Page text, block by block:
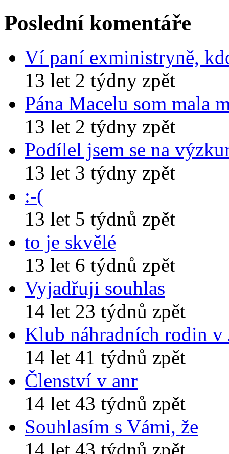
Poslední komentáře
Ví paní exministryně,
13 let 2 týdny zpět
Pána Macelu som mala
13 let 2 týdny zpět
Podílel jsem se na
13 let 3 týdny zpět
:-(
13 let 5 týdnů zpět
to je skvělé
13 let 6 týdnů zpět
Vyjadřuji souhlas
14 let 23 týdnů zpět
Klub náhradních rodin v
14 let 41 týdnů zpět
Členství v anr
14 let 43 týdnů zpět
Souhlasím s Vámi, že
14 let 43 týdnů zpět